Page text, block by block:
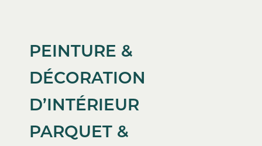
PEINTURE &
DÉCORATION
D’INTÉRIEUR
PARQUET &